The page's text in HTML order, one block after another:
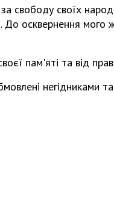
свободу своїх
До осквернення мого
пам'яті та від
негідниками